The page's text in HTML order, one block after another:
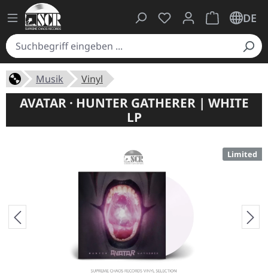
Du hast 0 Produkte
Warenkorb
DE
Musik Vinyl
AVATAR · HUNTER GATHERER | WHITE
LP
Limited